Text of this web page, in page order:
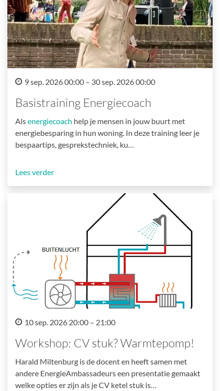
9 sep. 2026 00:00 – 30 sep. 2026 00:00
Basistraining Energiecoach
Alsenergiecoach help je mensen in jouw buurt met
energiebesparing in hun woning. In deze training leer je
bespaartips, gesprekstechniek, ku…
Lees verder
10 sep. 2026 20:00 – 21:00
Workshop: CV stuk? Warmtepomp!
Harald Miltenburg is de docent en heeft samen met
andere EnergieAmbassadeurs een presentatie gemaakt
welke opties er zijn als je CV ketel stuk is…